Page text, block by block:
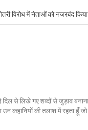
विरोध में नेताओं को नजरबंद
से लिखे गए शब्दों से जुड़ाव
उन कहानियों की तलाश में रहता हूँ